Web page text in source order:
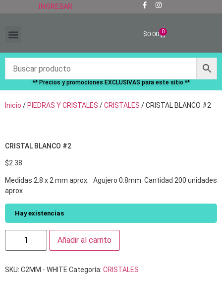
INGRESAR
$0.00 0
** Precios y promociones EXCLUSIVAS para este sitio **
Inicio / PIEDRAS Y CRISTALES /CRISTALES / CRISTAL BLANCO #2
CRISTAL BLANCO #2
$2.38
Medidas 2.8 x 2 mm aprox. Agujero 0.8mm Cantidad 200 unidades
aprox
Hay existencias
Añadir al carrito
SKU: C2MM - WHITE Categoría: CRISTALES